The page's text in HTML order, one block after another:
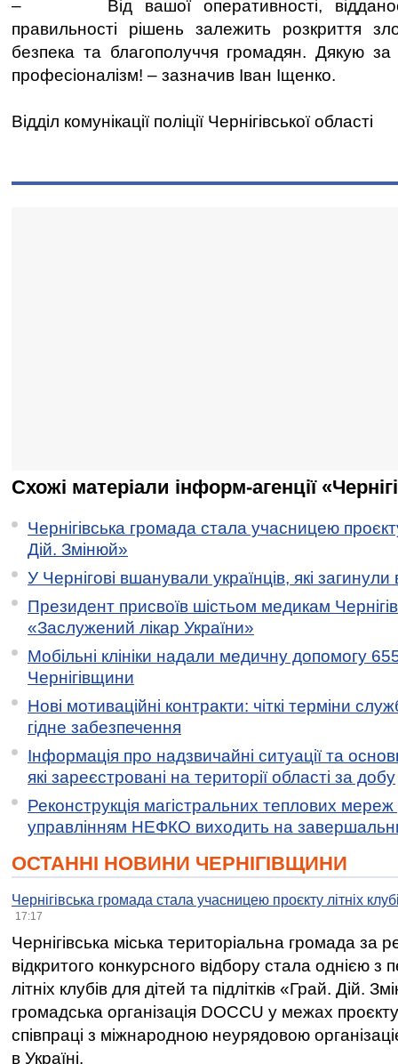
– Від вашої оперативності,
правильності рішень залежить розкриття
безпека та благополуччя громадян. Дякую
професіоналізм! – зазначив Іван Іщенко.
Відділ комунікації поліції Чернігівської області
Схожі матеріали інформ-агенції
Чернігівська громада стала учасницею
Дій. Змінюй»
У Чернігові вшанували українців, які загинули
Президент присвоїв шістьом медикам
«Заслужений лікар України»
Мобільні клініки надали медичну допомогу
Чернігівщини
Нові мотиваційні контракти: чіткі терміни
гідне забезпечення
Інформація про надзвичайні ситуації та
які зареєстровані на території області за добу
Реконструкція магістральних теплових мереж
управлінням НЕФКО виходить на
ОСТАННІ НОВИНИ ЧЕРНІГІВЩИНИ
Чернігівська громада стала учасницею проєкту літніх
17:17
Чернігівська міська територіальна громада за
відкритого конкурсного відбору стала однією
літніх клубів для дітей та підлітків «Грай. Дій.
громадська організація DOCCU у межах
співпраці з міжнародною неурядовою
в Україні.